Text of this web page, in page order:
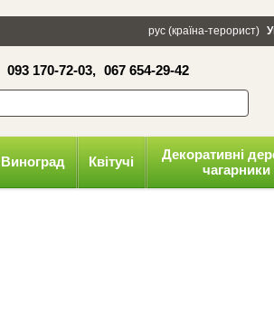
Політика
рус (країна-терорист)
093 170-72-03, 067 654-29-42
Виноград Квітучі
Декоративні
чагарники